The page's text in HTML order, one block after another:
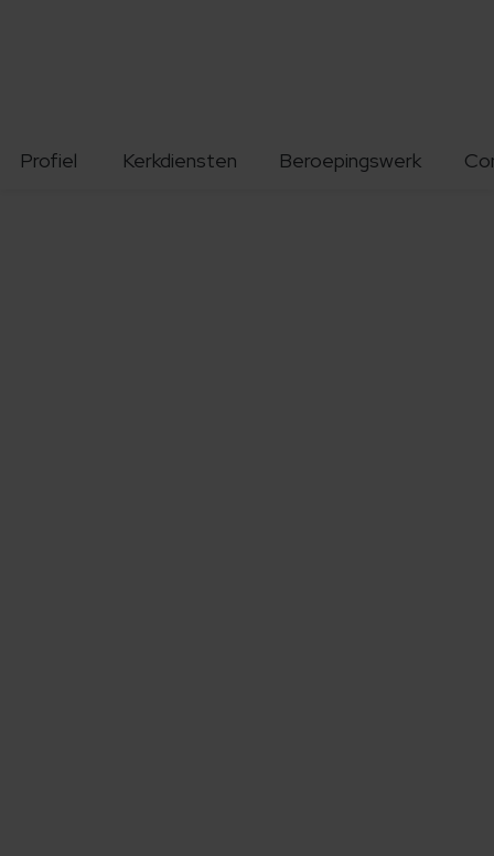
Profiel Kerkdiensten Beroepingswerk